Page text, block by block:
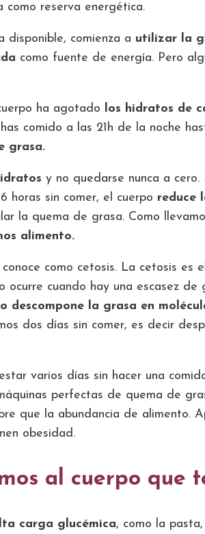
como reserva energética.
disponible, comienza a utilizar la
como fuente de energía. Pero
ha agotado los hidratos de
comido a las 21h de la noche
grasa.
y no quedarse nunca a
horas sin comer, el cuerpo reduce
la quema de grasa. Como
alimento.
como cetosis. La cetosis es
ocurre cuando hay una escasez
descompone la grasa en
dos días sin comer, es decir
varios días sin hacer una
perfectas de quema de
que la abundancia de alimento.
obesidad.
al cuerpo que
carga glucémica, como la